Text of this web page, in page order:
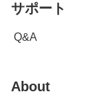
サポート
Q&A
About